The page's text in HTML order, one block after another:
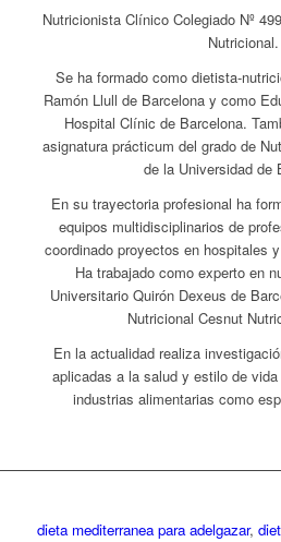
Nutricionista Clínico Colegiado Nº
Nutricional.
Se ha formado como dietista-
Ramón Llull de Barcelona y como
Hospital Clínic de Barcelona.
asignatura prácticum del grado de
de la Universidad de
En su trayectoria profesional ha
equipos multidisciplinarios de
coordinado proyectos en hospitales
Ha trabajado como experto en
Universitario Quirón Dexeus de
Nutricional Cesnut
En la actualidad realiza
aplicadas a la salud y estilo de
industrias alimentarias como
dieta mediterranea para adelgazar,